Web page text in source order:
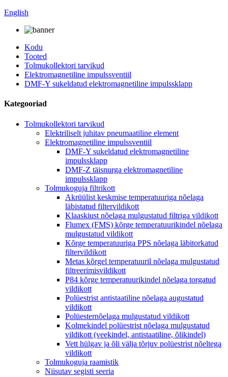
English
Kodu
Tooted
Tolmukollektori tarvikud
Elektromagnetiline impulssventiil
DMF-Y sukeldatud elektromagnetiline impulssklapp
Kategooriad
Tolmukollektori tarvikud
Elektriliselt juhitav pneumaatiline element
Elektromagnetiline impulssventiil
DMF-Y sukeldatud elektromagnetiline
impulssklapp
DMF-Z täisnurga elektromagnetiline
impulssklapp
Tolmukoguja filtrikott
Akrüülist keskmise temperatuuriga nõelaga
läbistatud filtervildikott
Klaaskiust nõelaga mulgustatud filtriga vildikott
Flumex (FMS) kõrge temperatuurikindel nõelaga
mulgustatud vildikott
Kõrge temperatuuriga PPS nõelaga läbitorkatud
filtervildikott
Metas kõrgel temperatuuril nõelaga mulgustatud
filtreerimisvildikott
P84 kõrge temperatuurikindel nõelaga torgatud
vildikott
Polüestrist antistaatiline nõelaga augustatud
vildikott
Polüesternõelaga mulgustatud vildikott
Kolmekindel polüestrist nõelaga mulgustatud
vildikott (veekindel, antistaatiline, õlikindel)
Vett hülgav ja õli välja tõrjuv polüestrist nõeltega
vildikott
Tolmukoguja raamistik
Niisutav segisti seeria